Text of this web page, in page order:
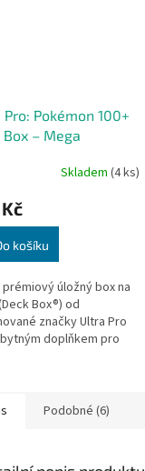
Pokémon 100+
Box – Mega
Skladem (4 ks)
košíku
úložný box na
Box®) od
značky Ultra Pro
doplňkem pro
Podobné (6)